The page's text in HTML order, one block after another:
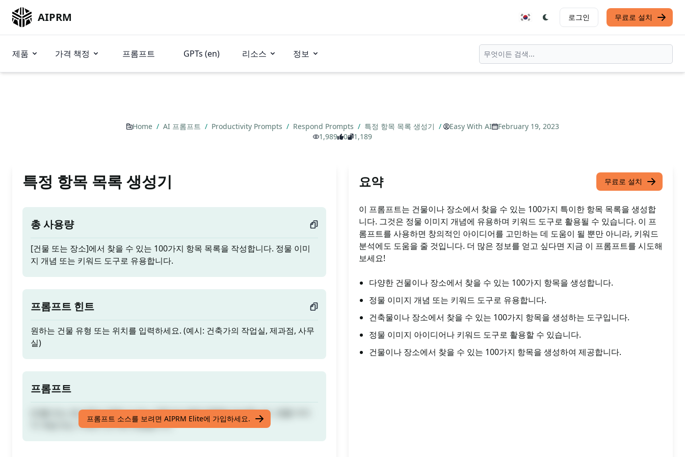
AIPRM 로그인 무료로 설치
제품 가격 책정 프롬프트 GPTs (en) 리소스 정보
Home / AI 프롬프트 / Productivity Prompts / Respond Prompts / 특정 항목 목록 생성기 / Easy With AI
February 19, 2023
1,989
0 1,189
특정 항목 목록 생성기
총 사용량
[건물 또는 장소]에서 찾을 수 있는 100가지 항목 목록을 작성합니다. 정물 이미
지 개념 또는 키워드 도구로 유용합니다.
프롬프트 힌트
원하는 건물 유형 또는 위치를 입력하세요. (예시: 건축가의 작업실, 제과점, 사무
실)
프롬프트
[건물 또는 장소]에서 찾을 수 있는 100가지 항목 목록을 작성합니다. 정물 이미
지 개념 또는 키워드 도구로 유용합니다.
프롬프트 소스를 보려면 AIPRM Elite에 가입하세요.
요약 무료로 설치
이 프롬프트는 건물이나 장소에서 찾을 수 있는 100가지 특이한 항목 목록을 생성합
니다. 그것은 정물 이미지 개념에 유용하며 키워드 도구로 활용될 수 있습니다. 이 프
롬프트를 사용하면 창의적인 아이디어를 고민하는 데 도움이 될 뿐만 아니라, 키워드
분석에도 도움을 줄 것입니다. 더 많은 정보를 얻고 싶다면 지금 이 프롬프트를 시도해
보세요!
다양한 건물이나 장소에서 찾을 수 있는 100가지 항목을 생성합니다.
정물 이미지 개념 또는 키워드 도구로 유용합니다.
건축물이나 장소에서 찾을 수 있는 100가지 항목을 생성하는 도구입니다.
정물 이미지 아이디어나 키워드 도구로 활용할 수 있습니다.
건물이나 장소에서 찾을 수 있는 100가지 항목을 생성하여 제공합니다.